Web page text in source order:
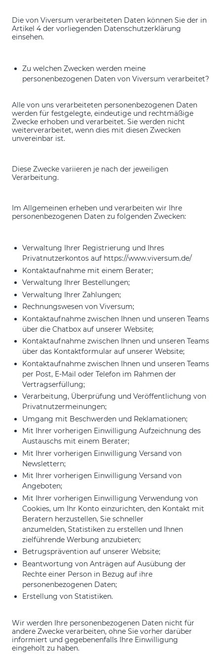
Die von Viversum verarbeiteten Daten können Sie der in
Artikel 4 der vorliegenden Datenschutzerklärung
einsehen.
Zu welchen Zwecken werden meine
personenbezogenen Daten von Viversum verarbeitet?
Alle von uns verarbeiteten personenbezogenen Daten
werden für festgelegte, eindeutige und rechtmäßige
Zwecke erhoben und verarbeitet. Sie werden nicht
weiterverarbeitet, wenn dies mit diesen Zwecken
unvereinbar ist.
Diese Zwecke variieren je nach der jeweiligen
Verarbeitung.
Im Allgemeinen erheben und verarbeiten wir Ihre
personenbezogenen Daten zu folgenden Zwecken:
Verwaltung Ihrer Registrierung und Ihres
Privatnutzerkontos auf https://www.viversum.de/
Kontaktaufnahme mit einem Berater;
Verwaltung Ihrer Bestellungen;
Verwaltung Ihrer Zahlungen;
Rechnungswesen von Viversum;
Kontaktaufnahme zwischen Ihnen und unseren Teams
über die Chatbox auf unserer Website;
Kontaktaufnahme zwischen Ihnen und unseren Teams
über das Kontaktformular auf unserer Website;
Kontaktaufnahme zwischen Ihnen und unseren Teams
per Post, E-Mail oder Telefon im Rahmen der
Vertragserfüllung;
Verarbeitung, Überprüfung und Veröffentlichung von
Privatnutzermeinungen;
Umgang mit Beschwerden und Reklamationen;
Mit Ihrer vorherigen Einwilligung Aufzeichnung des
Austauschs mit einem Berater;
Mit Ihrer vorherigen Einwilligung Versand von
Newslettern;
Mit Ihrer vorherigen Einwilligung Versand von
Angeboten;
Mit Ihrer vorherigen Einwilligung Verwendung von
Cookies, um Ihr Konto einzurichten, den Kontakt mit
Beratern herzustellen, Sie schneller
anzumelden, Statistiken zu erstellen und Ihnen
zielführende Werbung anzubieten;
Betrugsprävention auf unserer Website;
Beantwortung von Anträgen auf Ausübung der
Rechte einer Person in Bezug auf ihre
personenbezogenen Daten;
Erstellung von Statistiken.
Wir werden Ihre personenbezogenen Daten nicht für
andere Zwecke verarbeiten, ohne Sie vorher darüber
informiert und gegebenenfalls Ihre Einwilligung
eingeholt zu haben.